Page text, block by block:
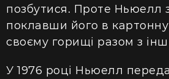
позбутися. Проте Ньюелл
поклавши його в
своєму горищі разом з
У 1976 році Ньюелл